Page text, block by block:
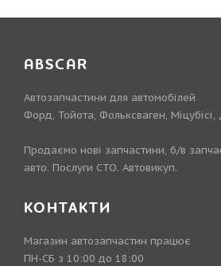
ABSCAR
Автозапчастини для автомобілей
Форд, Тойота, Фольксваген,
Продаємо нові запчастини, б/в
авто. Послуги СТО. Автовикуп.
КОНТАКТИ
Магазин автозапчастин працює
ПН-СБ з 10:00 до 18:00